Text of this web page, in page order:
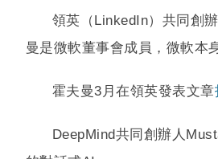
領英（LinkedIn）共同創
曼是微軟董事會成員，微軟本
霍夫曼3月在領英發表文章
DeepMind共同創辦人